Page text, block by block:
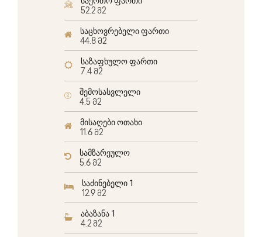
52.2 მ2
საცხოვრებელი ფართი
44.8 მ2
საზაფხულო ფართი
7.4 მ2
შემოსასვლელი
4.5 მ2
მისაღები ოთახი
11.6 მ2
სამზარეულო
5.6 მ2
საძინებელი 1
12.9 მ2
აბაზანა 1
4.2 მ2